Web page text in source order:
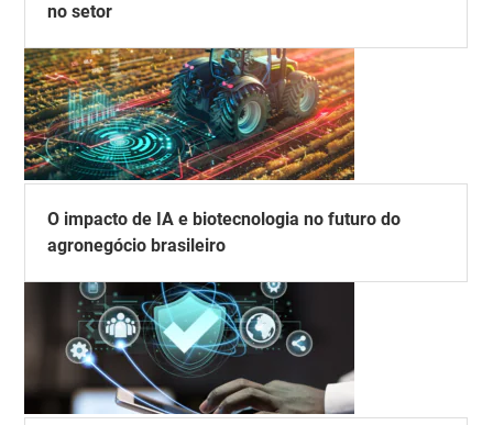
no setor
O impacto de IA e biotecnologia no futuro do
agronegócio brasileiro